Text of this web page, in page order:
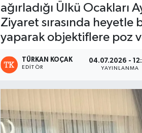
ağırladığı Ülkü Ocakları
Ziyaret sırasında
yaparak objektiflere poz
TÜRKAN KOÇAK
EDITÖR
04.07.2026 -
YAYINLANMA